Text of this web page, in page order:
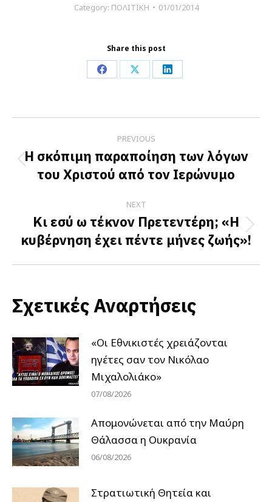
Category: ΠΟΛΙΤΙΚΗ 01/01/2014
Share this post
Share
Facebook
Share
X
Share
LinkedIn
navigation
PREVIOUS
Previous
post:
Η σκόπιμη παραποίηση των λόγων
του Χριστού από τον Ιερώνυμο
NEXT
Next
post:
Κι εσύ ω τέκνον Πρετεντέρη; «Η
κυβέρνηση έχει πέντε μήνες ζωής»!
Σχετικές Αναρτήσεις
«Οι Εθνικιστές χρειάζονται
ηγέτες σαν τον Νικόλαο
Μιχαλολιάκο»
07/08/2026
Απομονώνεται από την Μαύρη
Θάλασσα η Ουκρανία
06/08/2026
Στρατιωτική Θητεία και